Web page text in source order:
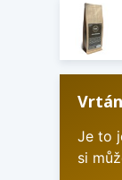
Je to
si